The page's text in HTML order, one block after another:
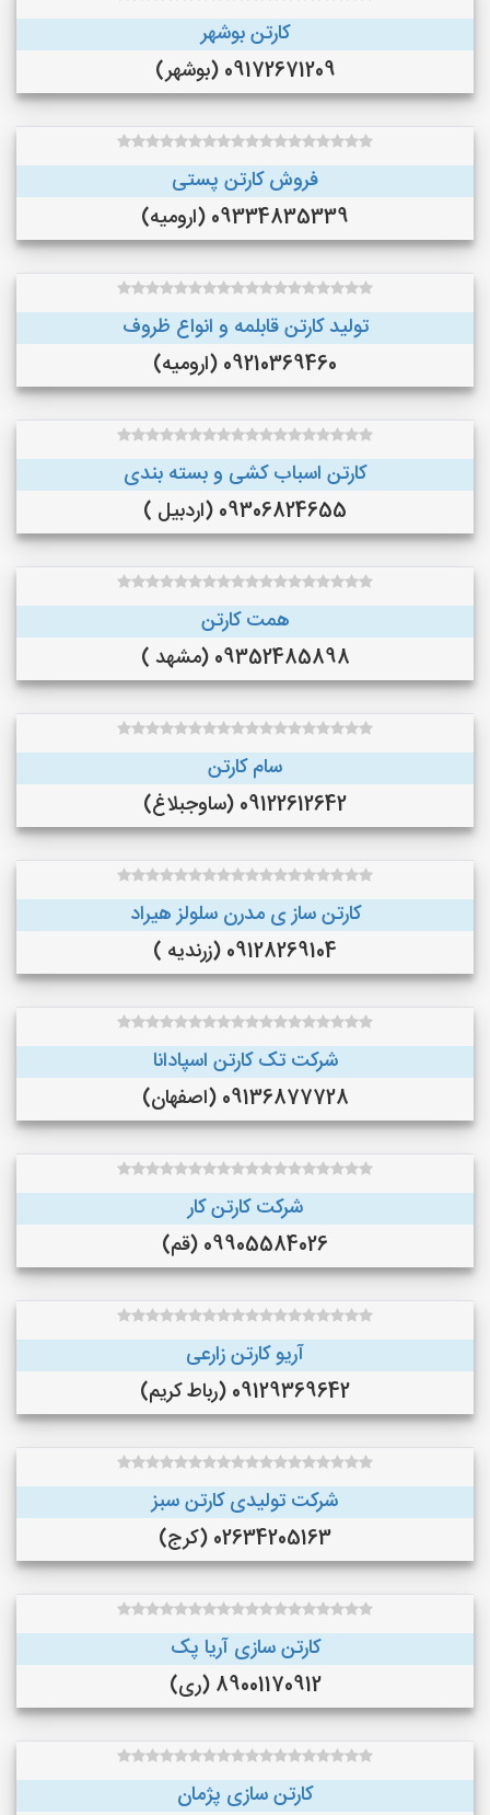
کارتن بوشهر
09172671209 (بوشهر)
فروش کارتن پستی
09334835339 (ارومیه)
تولید کارتن قابلمه و انواع ظروف
09210369460 (ارومیه)
کارتن اسباب کشی و بسته بندی
09306824655 (اردبیل )
همت کارتن
09352485898 (مشهد )
سام کارتن
09122612642 (ساوجبلاغ)
کارتن ساز ی مدرن سلولز هیراد
09128269104 (زرندیه )
شرکت تک کارتن اسپادانا
09136877728 (اصفهان)
شرکت کارتن کار
09905584026 (قم)
آریو کارتن زارعی
09129369642 (رباط کریم)
شرکت تولیدی کارتن سبز
02634205163 (کرج)
کارتن سازی آریا پک
89001170912 (ری)
کارتن سازی پژمان